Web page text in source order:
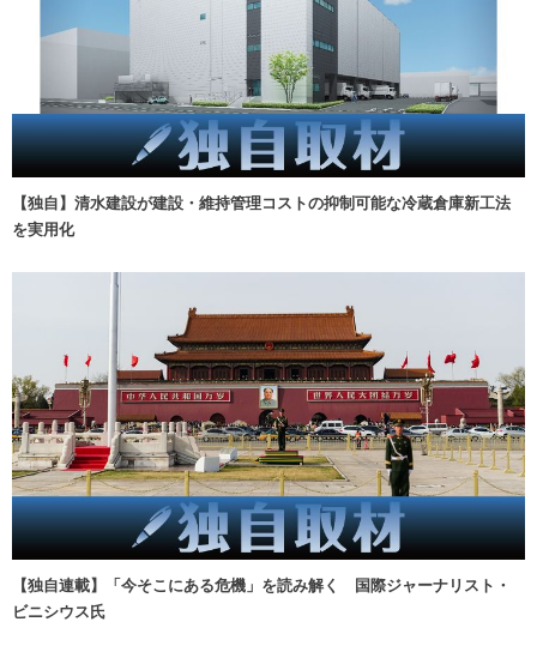
【独自】清水建設が建設・維持管理コストの抑制可能な冷蔵倉庫新工法
を実用化
【独自連載】「今そこにある危機」を読み解く 国際ジャーナリスト・
ビニシウス氏